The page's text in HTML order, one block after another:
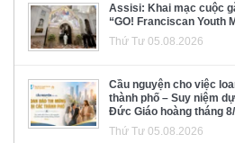
Assisi: Khai mạc cuộc
“GO! Franciscan Youth
Thứ Tư 05.08.2026
Cầu nguyện cho việc
thành phố – Suy niệm
Đức Giáo hoàng tháng 8/
Thứ Tư 05.08.2026